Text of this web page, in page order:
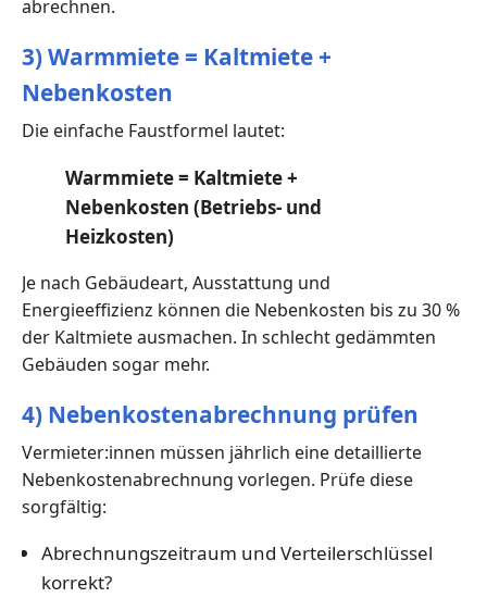
abrechnen.
3) Warmmiete = Kaltmiete +
Nebenkosten
Die einfache Faustformel lautet:
Warmmiete = Kaltmiete +
Nebenkosten (Betriebs- und
Heizkosten)
Je nach Gebäudeart, Ausstattung und
Energieeffizienz können die Nebenkosten bis zu 30 %
der Kaltmiete ausmachen. In schlecht gedämmten
Gebäuden sogar mehr.
4) Nebenkostenabrechnung prüfen
Vermieter:innen müssen jährlich eine detaillierte
Nebenkostenabrechnung vorlegen. Prüfe diese
sorgfältig:
Abrechnungszeitraum und Verteilerschlüssel
korrekt?